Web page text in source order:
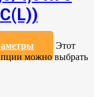
Этот
можно выбрать